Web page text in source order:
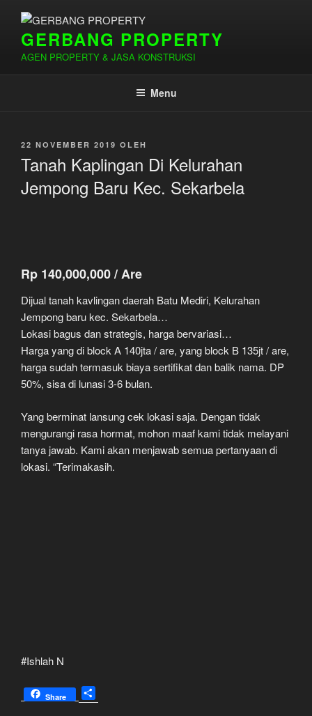
kontenGERBANG PROPERTY
AGEN PROPERTY & JASA KONSTRUKSI
Menu
DIPOSKAN
22 NOVEMBER 2019 OLEH
Tanah Kaplingan Di Kelurahan
Jempong Baru Kec. Sekarbela
Rp 140,000,000 / Are
Dijual tanah kavlingan daerah Batu Mediri, Kelurahan
Jempong baru kec. Sekarbela…
Lokasi bagus dan strategis, harga bervariasi…
Harga yang di block A 140jta / are, yang block B 135jt / are,
harga sudah termasuk biaya sertifikat dan balik nama. DP
50%, sisa di lunasi 3-6 bulan.
Yang berminat lansung cek lokasi saja. Dengan tidak
mengurangi rasa hormat, mohon maaf kami tidak melayani
tanya jawab. Kami akan menjawab semua pertanyaan di
lokasi. “Terimakasih.
#Ishlah N
Share
h